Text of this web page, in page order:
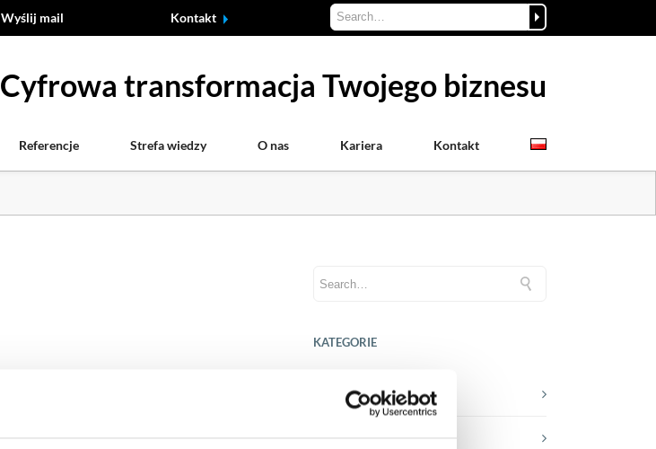
Wyślij mail Kontakt
Cyfrowa transformacja Twojego biznesu
Referencje Strefa wiedzy O nas Kariera Kontakt
KATEGORIE
Aktualności prawne
Baza wiedzy